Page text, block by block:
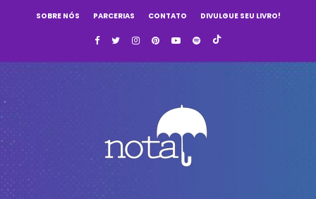
SOBRE NÓS PARCERIAS CONTATO DIVULGUE SEU LIVRO!